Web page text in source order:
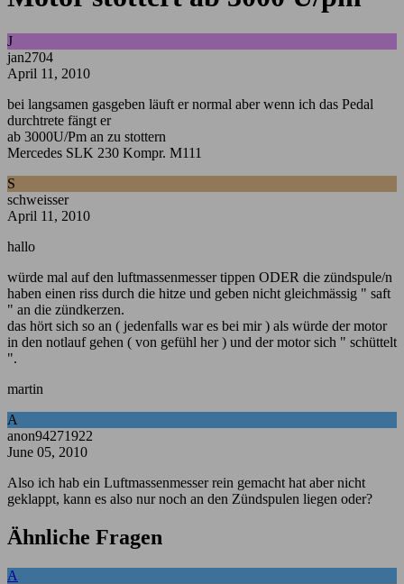
J
jan2704
April 11, 2010
bei langsamen gasgeben läuft er normal aber wenn ich das Pedal
durchtrete fängt er
ab 3000U/Pm an zu stottern
Mercedes SLK 230 Kompr. M111
S
schweisser
April 11, 2010
hallo
würde mal auf den luftmassenmesser tippen ODER die zündspule/n
haben einen riss durch die hitze und geben nicht gleichmässig " saft
" an die zündkerzen.
das hört sich so an ( jedenfalls war es bei mir ) als würde der motor
in den notlauf gehen ( von gefühl her ) und der motor sich " schüttelt
".
martin
A
anon94271922
June 05, 2010
Also ich hab ein Luftmassenmesser rein gemacht hat aber nicht
geklappt, kann es also nur noch an den Zündspulen liegen oder?
Ähnliche Fragen
A